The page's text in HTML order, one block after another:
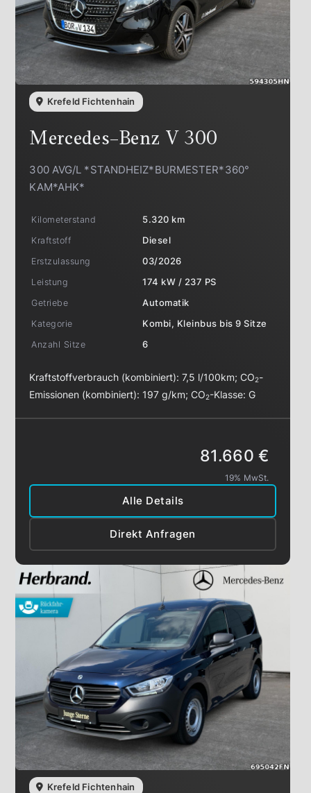
Krefeld Fichtenhain
Mercedes-Benz V 300
300 AVG/L *STANDHEIZ*BURMESTER*360°
KAM*AHK*
Kilometerstand
5.320 km
Kraftstoff
Diesel
Erstzulassung
03/2026
Leistung
174 kW / 237 PS
Getriebe
Automatik
Kategorie
Kombi, Kleinbus bis 9 Sitze
Anzahl Sitze
6
Kraftstoffverbrauch (kombiniert):7,5 l/100km;CO2-
Emissionen (kombiniert): 197 g/km;CO2-Klasse:G
Alle Details
Direkt Anfragen
81.660 €
19% MwSt.
Krefeld Fichtenhain